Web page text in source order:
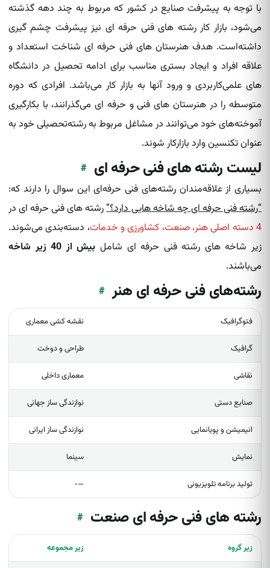
با توجه به پیشرفت صنایع در کشور که مربوط به چند دهه گذشته
می‌شود، بازار کار رشته های فنی حرفه ای نیز پیشرفت چشم گیری
داشته‌است. هدف هنرستان های فنی حرفه ای شناخت استعداد و
علاقه افراد و ایجاد بستری مناسب برای ادامه تحصیل در دانشگاه
های علمی‌کاربردی و ورود آنها به بازار کار می‌باشد. افرادی که دوره
متوسطه را در هنرستان های فنی و حرفه ای می‌گذرانند، با بکارگیری
آموخته‌های خود می‌توانند در مشاغل مربوط به رشته‌تحصیلی خود به
عنوان تکنسین وارد بازارکار شوند.
لیست رشته های فنی حرفه ای #
بسیاری از علاقه‌مندان رشته‌های فنی حرفه‌ای این سوال را دارند که:
“رشته فنی حرفه ای چه شاخه هایی دارد؟”رشته های فنی حرفه ای در
4 دسته اصلی هنر، صنعت، کشاورزی و خدمات
، دسته‌بندی می‌شوند.
زیر شاخه های رشته فنی حرفه ای شامل بیش از 40 زیر شاخه
می‌باشند.
رشته‌های فنی حرفه ای هنر #
فتوگرافیک نقشه کشی معماری
گرافیک طراحی و دوخت
نقاشی معماری داخلی
صنایع دستی نوازندگی ساز جهانی
انیمیشن و پویانمایی نوازندگی ساز ایرانی
نمایش سینما
تولید برنامه تلویزیونی —-
رشته های فنی حرفه ای صنعت #
زیر گروه زیر مجموعه